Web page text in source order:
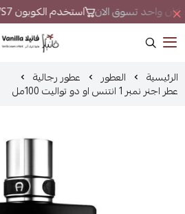
مكان واحد تسوق الان استخدم الكوبون VS7 لتحصل على خصم إضافي
فانيلا
الرئيسية العطور عطور رجالية
عطر اجنر نمبر 1 انتنس او دو تواليت 100مل